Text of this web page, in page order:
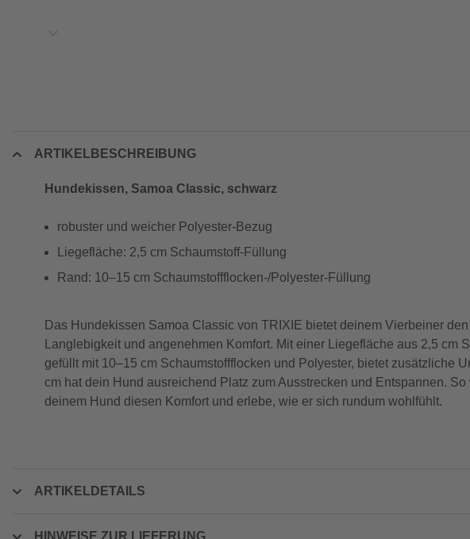
ARTIKELBESCHREIBUNG
Hundekissen, Samoa Classic, schwarz
robuster und weicher Polyester-Bezug
Liegefläche: 2,5 cm Schaumstoff-Füllung
Rand: 10–15 cm Schaumstoffflocken-/Polyester-Füllung
Das Hundekissen Samoa Classic von TRIXIE bietet deinem Vierbeiner
Langlebigkeit und angenehmen Komfort. Mit einer Liegefläche aus 2,5
gefüllt mit 10–15 cm Schaumstoffflocken und Polyester, bietet zusätzliche
cm hat dein Hund ausreichend Platz zum Ausstrecken und Entspannen.
deinem Hund diesen Komfort und erlebe, wie er sich rundum wohlfühlt.
ARTIKELDETAILS
HINWEISE ZUR LIEFERUNG